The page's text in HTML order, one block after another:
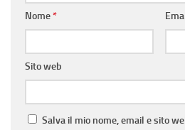
Nome*
Sito web
Salva il mio nome, email e sito